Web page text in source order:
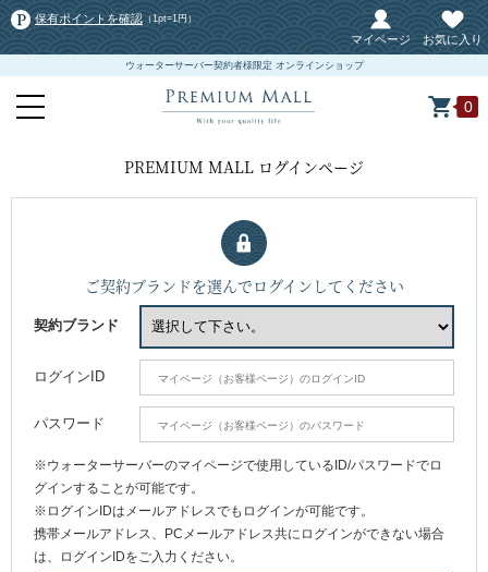
保有ポイントを確認 （1pt=1円）
マイページ お気に入り
ウォーターサーバー契約者様限定 オンラインショップ
0
PREMIUM MALL ログインページ
ご契約ブランドを選んでログインしてください
契約ブランド
ログインID
パスワード
※ウォーターサーバーのマイページで使用しているID/パスワードでロ
グインすることが可能です。
※ログインIDはメールアドレスでもログインが可能です。
携帯メールアドレス、PCメールアドレス共にログインができない場合
は、ログインIDをご入力ください。